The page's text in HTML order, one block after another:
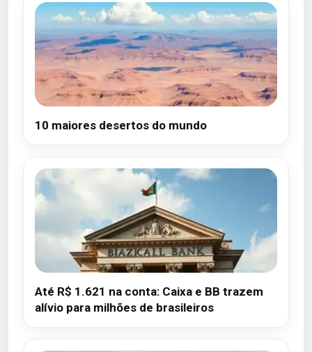
10 maiores desertos do mundo
Até R$ 1.621 na conta: Caixa e BB trazem
alívio para milhões de brasileiros